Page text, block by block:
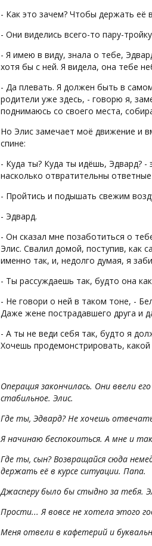
- Как это зачем? Чтобы держать её в
- Они виделись всего-то пару-
- Я имею в виду, знала о тебе,
хотя бы с ней. Я видела, она тебе
- Да плевать. Я должен быть в
родители уже здесь, - говорю я,
поднимаюсь со своего места,
Но Элис замечает моё движение и
спине:
- Куда ты? Куда ты идёшь, Эдвард?
насколько отвратительны
- Пройтись и подышать свежим
- Эдвард.
- Он сказал мне позаботиться о
Элис. Свалил домой, поступив, как
именно так, и, недолго думая, я
- Ты рассуждаешь так, будто она
- Не говори о ней в таком тоне, -
Даже жене пострадавшего друга и
- А ты не веди себя так, будто я
Хочешь продемонстрировать,
Операция закончилась. Они ввели
стабильное. Элис.
Где ты, Эдвард? Не хочешь
Я начинаю беспокоиться. А мне и
Где ты, сын? Возвращайся сюда
держать её в курсе ситуации. Папа.
Джасперу было бы стыдно за тебя.
Прости... Я вовсе не хотела этого
Меня отвели в кафетерий и